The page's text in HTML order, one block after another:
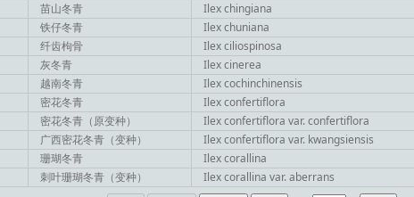
苗山冬青 Ilex chingiana
铁仔冬青 Ilex chuniana
纤齿枸骨 Ilex ciliospinosa
灰冬青 Ilex cinerea
越南冬青 Ilex cochinchinensis
密花冬青 Ilex confertiflora
密花冬青（原变种） Ilex confertiflora var. confertiflora
广西密花冬青（变种） Ilex confertiflora var. kwangsiensis
珊瑚冬青 Ilex corallina
刺叶珊瑚冬青（变种） Ilex corallina var. aberrans